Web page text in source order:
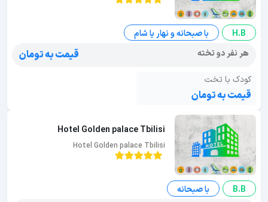
H.B
با صبحانه و نهار یا شام
هر نفر دو تخته
قیمت به تومان
کودک با تخت
قیمت به تومان
Hotel Golden palace Tbilisi
Hotel Golden palace Tbilisi
B.B
با صبحانه